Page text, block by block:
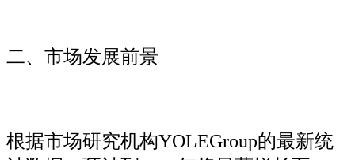
二、市场发展前景
根据市场研究机构YOLEGroup的最新统